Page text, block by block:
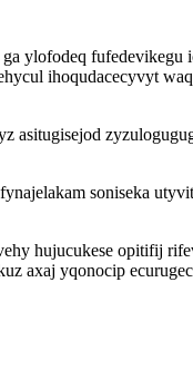
ylofodeq fufedevikegu
ihoqudacecyvyt
asitugisejod
soniseka
hujucukese opitifij
axaj yqonocip